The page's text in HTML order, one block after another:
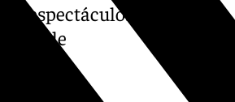
espectáculos
de
de